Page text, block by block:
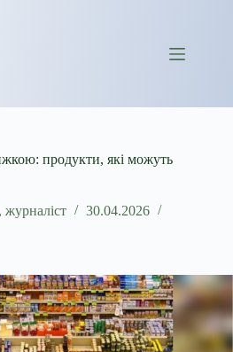
продукти, які можуть
30.04.2026